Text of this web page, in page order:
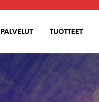
PALVELUT TUOTTEET